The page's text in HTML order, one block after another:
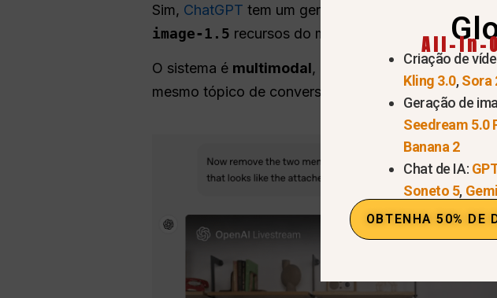
Sim, ChatGPT tem um gerador de imagens
image-1.5 recursos do modelo). Não é
O sistema é multimodal, Isso significa que ele
mesmo tópico de conversa.
All-In-
Criação de
Kling 3.0,Sora
Geração de
Seedream 5.0
Banana 2
Chat de IA:
Soneto 5,
OBTENHA 50% DE